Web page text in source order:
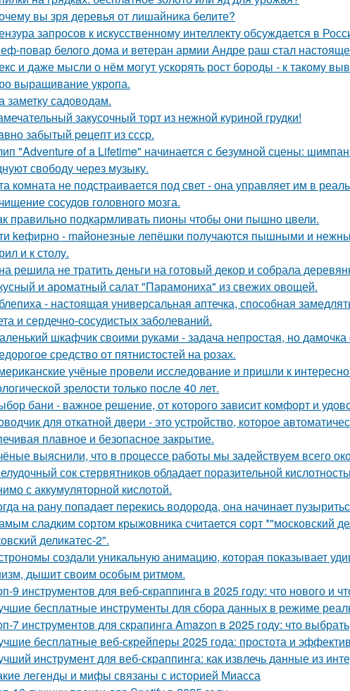
вы зря деревья от лишайника белите?
запросов к искусственному интеллекту обсуждается в
повар белого дома и ветеран армии Андре раш стал
и даже мысли о нём могут ускорять рост бороды - к такому
выращивание укропа.
заметку садоводам.
закусочный торт из нежной куриной грудки!
забытый peцепт из сссp.
"Adventure of a Lifetime" начинается с безумной сцены:
свободу через музыку.
комната не подстраивается под свет - она управляет им в
сосудов головного мозга.
правильно подкармливать пионы чтобы они пышно цвели.
keфирно - maйонезные лепёшки получаются пышными и
и к столу.
решила не тратить деньги на готовый декор и собрала
и ароматный салат "Парамониха" из свежих овощей.
- настоящая универсальная аптечка, способная
и сердечно-сосудистых заболеваний.
шкафчик своими руками - задача непростая, но
средство от пятнистостей на розах.
учёные провели исследование и пришли к
зрелости только после 40 лет.
бани - важное решение, от которого зависит комфорт и
для откатной двери - это устройство, которое
плавное и безопасное закрытие.
выяснили, что в процессе работы мы задействуем всего
сок стервятников обладает поразительной
с аккумуляторной кислотой.
на рану попадает перекись водорода, она начинает
сладким сортом крыжовника считается сорт *"московский
деликатес-2".
создали уникальную анимацию, которая показывает
дышит своим особым ритмом.
9 инструментов для веб-скраппинга в 2025 году: что нового и
бесплатные инструменты для сбора данных в режиме
7 инструментов для скрапинга Amazon в 2025 году: что выбрать
бесплатные веб-скрейперы 2025 года: простота и
инструмент для веб-скраппинга: как извлечь данные из
легенды и мифы связаны с историей Миасса